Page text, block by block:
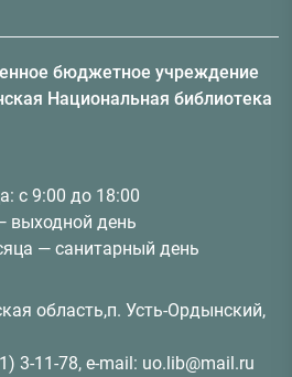
бюджетное учреждение
Национальная библиотека
с 9:00 до 18:00
выходной день
— санитарный день
область,п. Усть-Ордынский,
3-11-78, e-mail: uo.lib@mail.ru